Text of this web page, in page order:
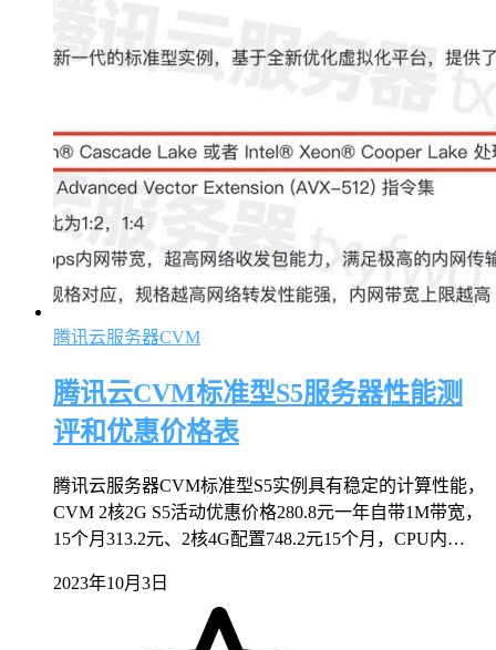
腾讯云服务器CVM
腾讯云CVM标准型S5服务器性能测
评和优惠价格表
腾讯云服务器CVM标准型S5实例具有稳定的计算性能，
CVM 2核2G S5活动优惠价格280.8元一年自带1M带宽，
15个月313.2元、2核4G配置748.2元15个月，CPU内…
2023年10月3日